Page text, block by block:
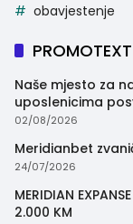
obavjestenje
PROMOTEXT
Naše mjesto za
uposlenicima
trenutak
02/08/2026
Meridianbet
24/07/2026
MERIDIAN
2.000 KM